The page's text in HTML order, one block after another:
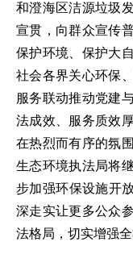
和澄海区洁源垃圾
宣贯，向群众宣传
保护环境、保护大
社会各界关心环保
服务联动推动党建
法成效、服务质效
在热烈而有序的氛
生态环境执法局将
步加强环保设施开
深走实让更多公众
法格局，切实增强